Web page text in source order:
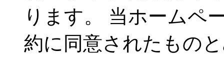
ります。 当ホームペ
約に同意されたもの